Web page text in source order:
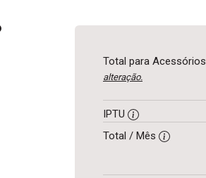
Total para Acessórios
alteração.
IPTU
Total / Mês